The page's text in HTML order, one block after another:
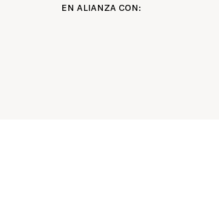
EN ALIANZA CON: